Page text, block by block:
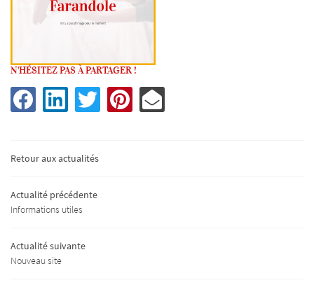
– Mercerie
Collections
N'HÉSITEZ PAS À PARTAGER !
Retour aux actualités
Actualité précédente
Informations utiles
Actualité suivante
Nouveau site